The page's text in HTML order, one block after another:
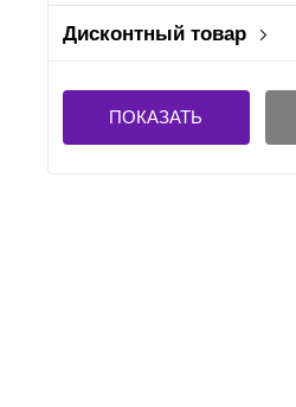
Дисконтный товар
ПОКАЗАТЬ